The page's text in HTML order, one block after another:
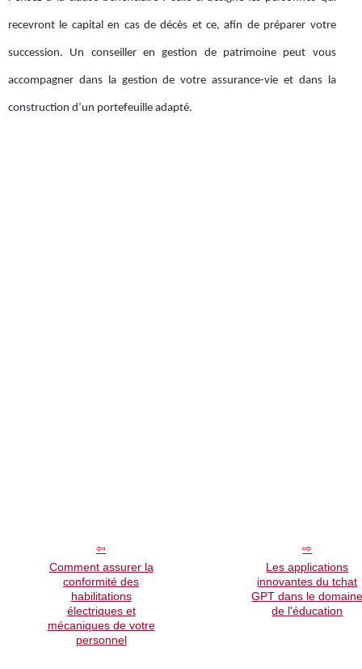
recevront le capital en cas de décès et ce, afin de préparer votre
succession. Un conseiller en gestion de patrimoine peut vous
accompagner dans la gestion de votre assurance-vie et dans la
construction d’un portefeuille adapté.
Comment assurer la
conformité des
habilitations
électriques et
mécaniques de votre
personnel
Les applications
innovantes du tchat
GPT dans le
de l'éducation